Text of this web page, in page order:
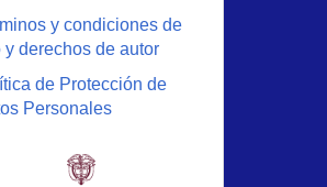
y condiciones de
y derechos de autor
de Protección de
Personales